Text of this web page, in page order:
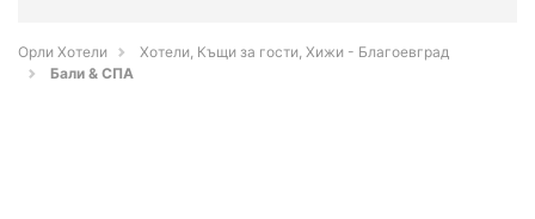
Орли Хотели
Хотели, Къщи за гости, Хижи - Благоевград
Бали & СПА